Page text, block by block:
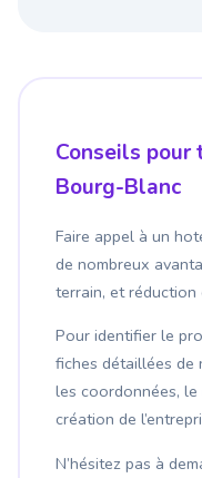
Conseils pour
Bourg-Blanc
Faire appel à un
de nombreux
terrain, et réduction
Pour identifier le
fiches détaillées de
les coordonnées, le
création de
N’hésitez pas à